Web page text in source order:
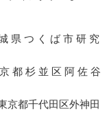
県 つ く ば 市 研 究
都 杉 並 区 阿 佐 谷
京都千代田区外神田